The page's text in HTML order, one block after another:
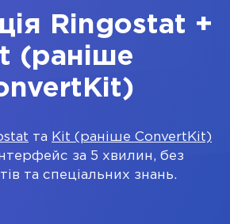
Ringostat +
(раніше
та Kit (раніше ConvertKit)
за 5 хвилин, без
та спеціальних знань.